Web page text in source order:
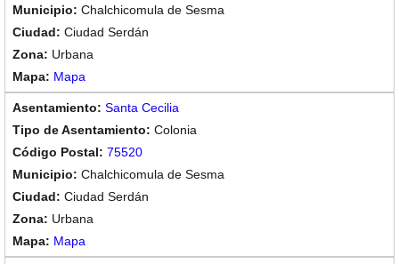
Chalchicomula de Sesma
Ciudad Serdán
Urbana
Mapa
Santa Cecilia
Colonia
75520
Chalchicomula de Sesma
Ciudad Serdán
Urbana
Mapa